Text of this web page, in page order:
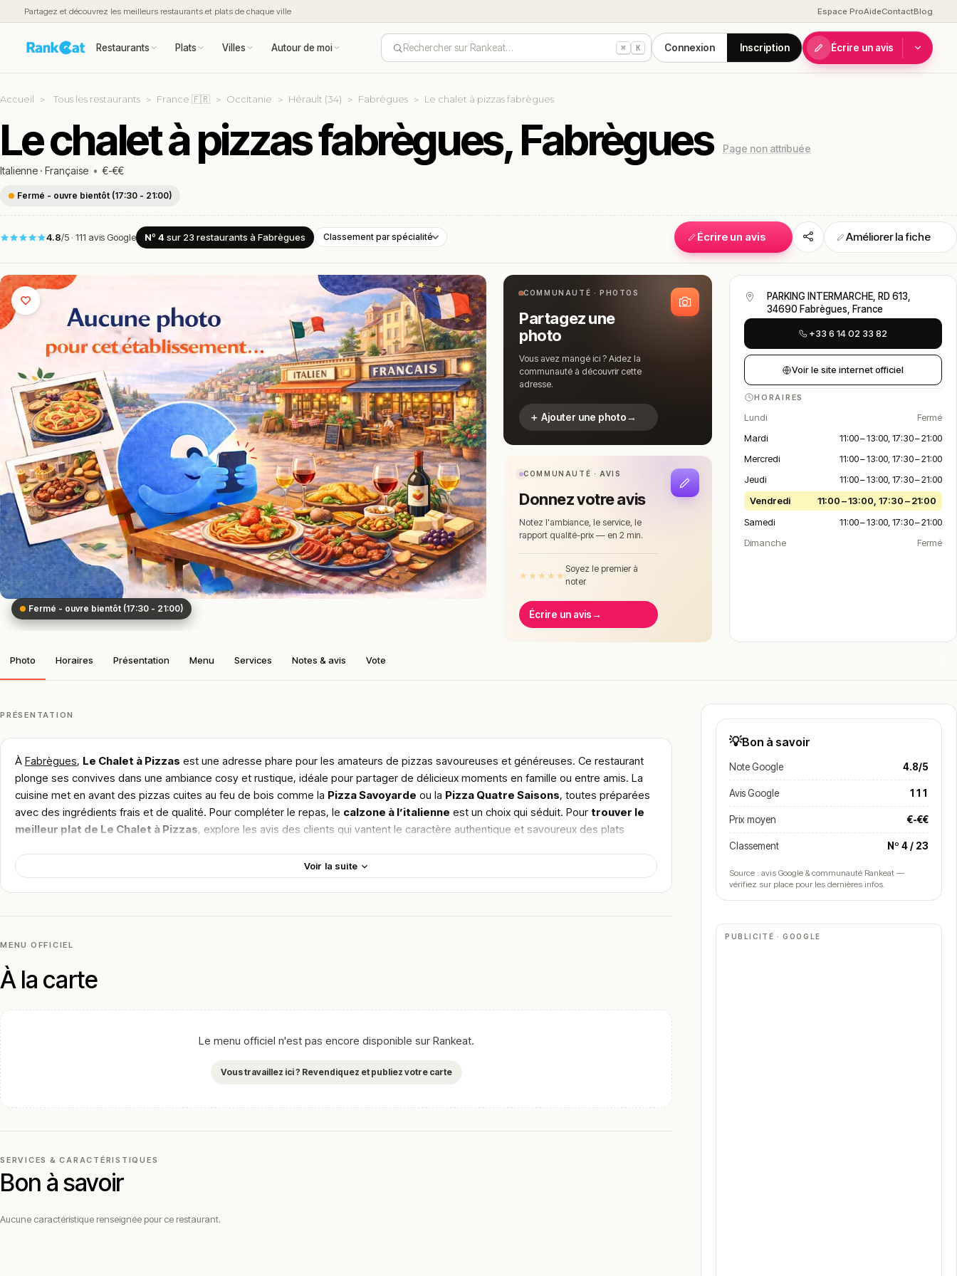
Partagez et découvrez les meilleurs restaurants et plats de chaque ville Espace ProAideContactBlog
Restaurants Plats Villes Autour de moi Rechercher sur Rankeat… ⌘ K Connexion Inscription Écrire un avis
Accueil Tous les restaurants France 🇫🇷 Occitanie Hérault (34) Fabrègues Le chalet à pizzas fabrègues
Le chalet à pizzas fabrègues, Fabrègues
Page non attribuée
Italienne · Française • €-€€
Fermé - ouvre bientôt (17:30 - 21:00)
4.8/5 · 111 avis Google Nº 4sur 23 restaurants à Fabrègues Classement par spécialité Écrire un avis Améliorer la fiche
Fermé - ouvre bientôt (17:30 - 21:00)
COMMUNAUTÉ · PHOTOS
Partagez une
photo
Vous avez mangé ici ? Aidez la
communauté à découvrir cette
adresse.
＋ Ajouter une photo→
COMMUNAUTÉ · AVIS
Donnez votre avis
Notez l'ambiance, le service, le
rapport qualité-prix — en 2 min.
★ ★ ★ ★ ★
Soyez le premier à
noter
Écrire un avis→
PARKING INTERMARCHE, RD 613,
34690 Fabrègues, France
+33 6 14 02 33 82
Voir le site internet officiel
HORAIRES
Lundi
Fermé
Mardi
11:00 – 13:00, 17:30 – 21:00
Mercredi
11:00 – 13:00, 17:30 – 21:00
Jeudi
11:00 – 13:00, 17:30 – 21:00
Vendredi
11:00 – 13:00, 17:30 – 21:00
Samedi
11:00 – 13:00, 17:30 – 21:00
Dimanche
Fermé
Photo Horaires Présentation Menu Services Notes & avis Vote
PRÉSENTATION
À Fabrègues, Le Chalet à Pizzas est une adresse phare pour les amateurs de pizzas savoureuses et généreuses. Ce restaurant
plonge ses convives dans une ambiance cosy et rustique, idéale pour partager de délicieux moments en famille ou entre amis. La
cuisine met en avant des pizzas cuites au feu de bois comme la Pizza Savoyarde ou la Pizza Quatre Saisons, toutes préparées
avec des ingrédients frais et de qualité. Pour compléter le repas, le calzone à l’italienne est un choix qui séduit. Pour trouver le
meilleur plat de Le Chalet à Pizzas, explore les avis des clients qui vantent le caractère authentique et savoureux des plats
Texte généré par intelligence artificielle, en attente de validation humaine.
Voir la suite
MENU OFFICIEL
À la carte
Le menu officiel n'est pas encore disponible sur Rankeat.
Vous travaillez ici ? Revendiquez et publiez votre carte
SERVICES & CARACTÉRISTIQUES
Bon à savoir
Aucune caractéristique renseignée pour ce restaurant.
💡Bon à savoir
Note Google 4.8/5
Avis Google 111
Prix moyen €-€€
Classement Nº 4 / 23
Source : avis Google & communauté Rankeat —
vérifiez sur place pour les dernières infos.
PUBLICITÉ · GOOGLE